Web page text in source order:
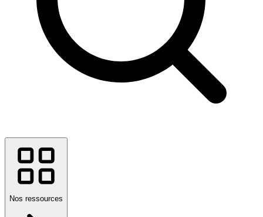
Nos ressources